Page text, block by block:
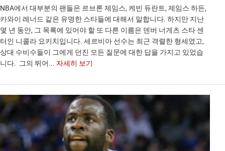
NBA에서 대부분의 팬들은 르브론 제임스, 케빈 듀란트, 제임스 하든,
카와이 레너드 같은 유명한 스타들에 대해서 말합니다. 하지만 지난
몇 년 동안, 그 목록에 있어야 할 또 다른 이름은 덴버 너게츠 스타 센
터인 니콜라 요키치입니다. 세르비아 선수는 최근 격렬한 형세였고,
상대 수비수들이 그에게 던진 모든 질문에 대한 답을 가지고 있었습
니다. 그의 뛰어... 자세히 보기